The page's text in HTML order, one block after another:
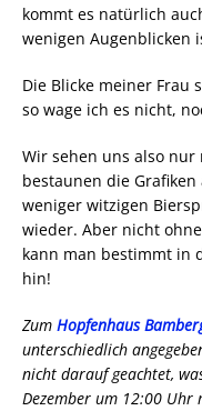
kommt es natürlich
wenigen Augenblicken
Die Blicke meiner Frau
so wage ich es nicht,
Wir sehen uns also nur
bestaunen die
weniger witzigen
wieder. Aber nicht
kann man bestimmt in
hin!
Zum Hopfenhaus
unterschiedlich
nicht darauf geachtet,
Dezember um 12:00 Uhr